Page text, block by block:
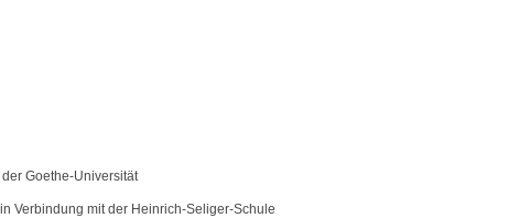
Goethe-Universität
Verbindung mit der Heinrich-Seliger-Schule